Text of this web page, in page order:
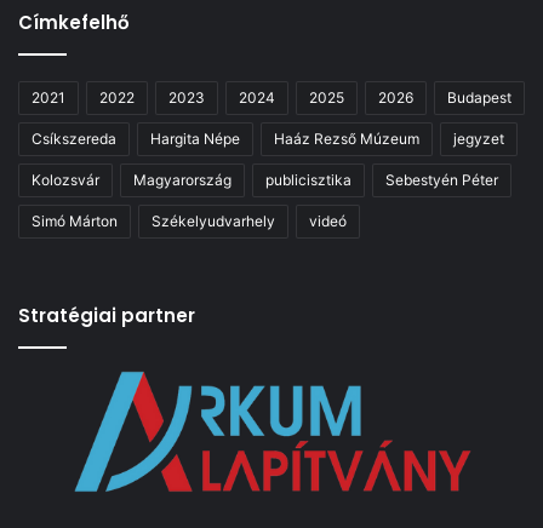
Címkefelhő
2021 2022 2023 2024 2025 2026 Budapest
Csíkszereda Hargita Népe Haáz Rezső Múzeum jegyzet
Kolozsvár Magyarország publicisztika Sebestyén Péter
Simó Márton Székelyudvarhely videó
Stratégiai partner